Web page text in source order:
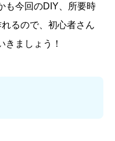
も今回のDIY、所要時
るので、初心者さん
きましょう！